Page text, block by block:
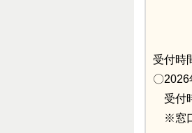
受付時
〇2026
受付
※窓口